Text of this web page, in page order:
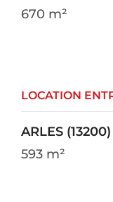
670 m²
LOCATION
ARLES (13200)
593 m²